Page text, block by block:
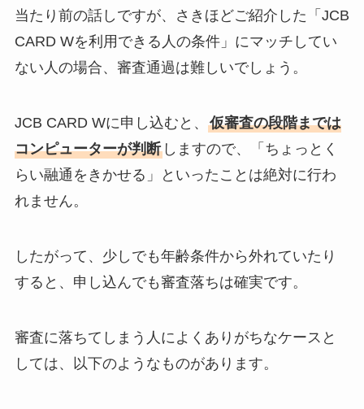
当たり前の話しですが、さきほどご紹介した「JCB
CARD Wを利用できる人の条件」にマッチしてい
ない人の場合、審査通過は難しいでしょう。
JCB CARD Wに申し込むと、 仮審査の段階までは
コンピューターが判断しますので、「ちょっとく
らい融通をきかせる」といったことは絶対に行わ
れません。
したがって、少しでも年齢条件から外れていたり
すると、申し込んでも審査落ちは確実です。
審査に落ちてしまう人によくありがちなケースと
しては、以下のようなものがあります。